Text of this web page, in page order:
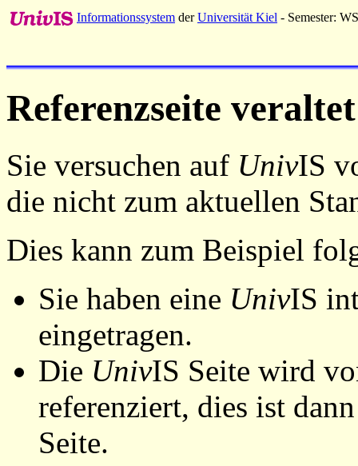
Informationssystem derUniversität Kiel - Semester:
Referenzseite veraltet
Sie versuchen auf UnivIS
die nicht zum aktuellen
Dies kann zum Beispiel
Sie haben eine UnivIS
eingetragen.
Die UnivIS Seite wird
referenziert, dies ist
Seite.